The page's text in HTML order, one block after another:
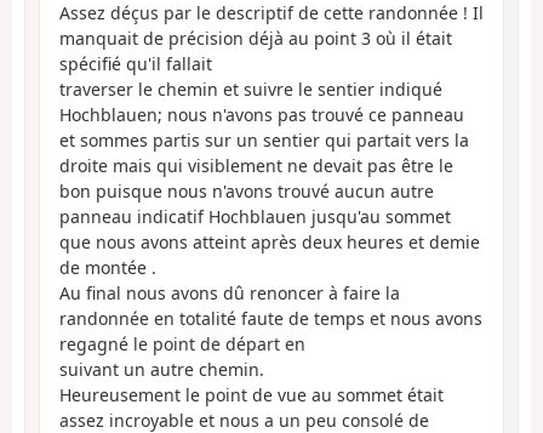
Assez déçus par le descriptif de cette randonnée ! Il
manquait de précision déjà au point 3 où il était
spécifié qu'il fallait
traverser le chemin et suivre le sentier indiqué
Hochblauen; nous n'avons pas trouvé ce panneau
et sommes partis sur un sentier qui partait vers la
droite mais qui visiblement ne devait pas être le
bon puisque nous n'avons trouvé aucun autre
panneau indicatif Hochblauen jusqu'au sommet
que nous avons atteint après deux heures et demie
de montée .
Au final nous avons dû renoncer à faire la
randonnée en totalité faute de temps et nous avons
regagné le point de départ en
suivant un autre chemin.
Heureusement le point de vue au sommet était
assez incroyable et nous a un peu consolé de